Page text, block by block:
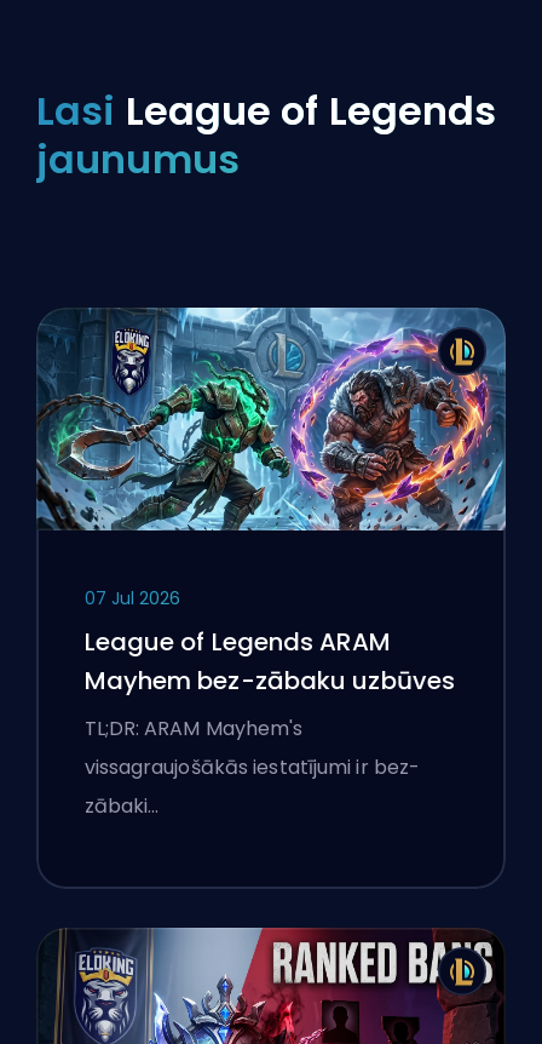
Lasi League of Legends
jaunumus
07 Jul 2026
League of Legends ARAM
Mayhem bez-zābaku uzbūves
TL;DR: ARAM Mayhem's
vissagraujošākās iestatījumi ir bez-
zābaki…